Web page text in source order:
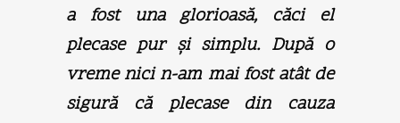
a fost una glorioasă, căci el
plecase pur şi simplu. După o
vreme nici n-am mai fost atât de
sigură că plecase din cauza